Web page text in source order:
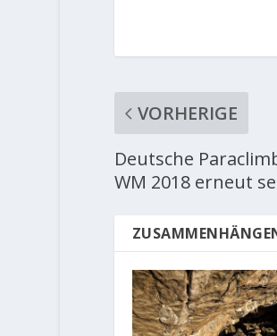
VORHERIGE
Deutsche
WM 2018 erneut